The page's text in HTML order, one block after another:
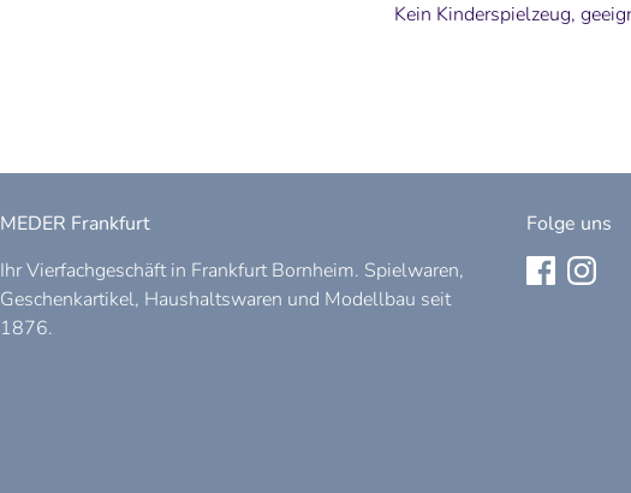
Kein Kinderspielzeug,
MEDER Frankfurt
Ihr Vierfachgeschäft in Frankfurt Bornheim. Spielwaren,
Geschenkartikel, Haushaltswaren und Modellbau seit
1876.
Folge uns